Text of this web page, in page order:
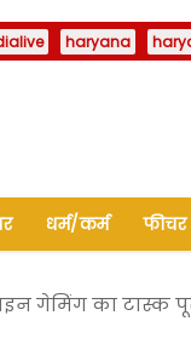
haryana
धर्म/कर्म फीचर
गेमिंग का टास्क